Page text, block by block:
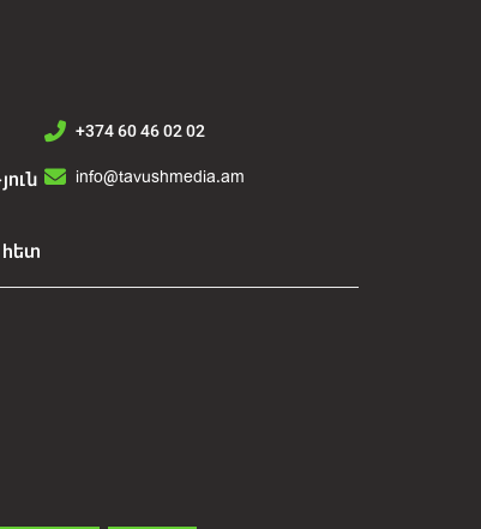
հետ
+374 60 46 02 02
info@tavushmedia.am